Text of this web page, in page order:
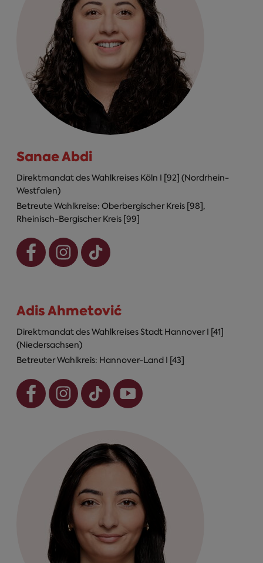
Sanae Abdi
Direktmandat des Wahlkreises Köln I [92] (Nordrhein-
Westfalen)
Betreute Wahlkreise: Oberbergischer Kreis [98],
Rheinisch-Bergischer Kreis [99]
Adis Ahmetović
Direktmandat des Wahlkreises Stadt Hannover I [41]
(Niedersachsen)
Betreuter Wahlkreis: Hannover-Land I [43]